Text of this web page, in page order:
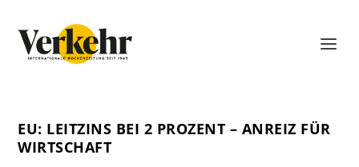
EU: LEITZINS BEI 2 PROZENT – ANREIZ FÜR
WIRTSCHAFT